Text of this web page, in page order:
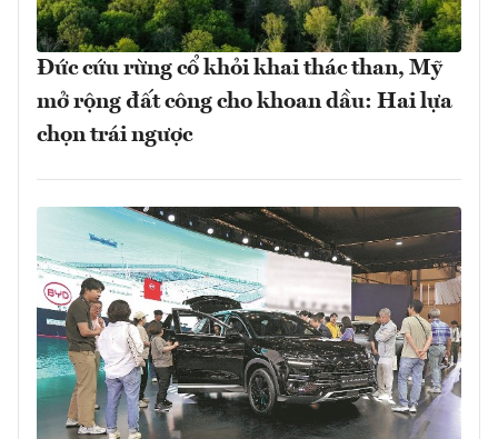
Đức cứu rừng cổ khỏi khai thác than, Mỹ
mở rộng đất công cho khoan dầu: Hai lựa
chọn trái ngược